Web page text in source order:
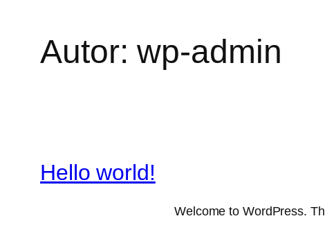
Autor:wp-admin
Hello world!
Welcome to WordPress.